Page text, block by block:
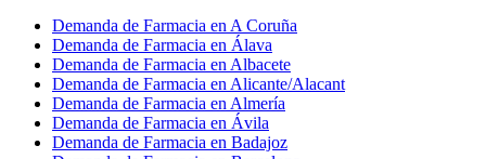
Demanda de Farmacia en A Coruña
Demanda de Farmacia en Álava
Demanda de Farmacia en Albacete
Demanda de Farmacia en Alicante/Alacant
Demanda de Farmacia en Almería
Demanda de Farmacia en Ávila
Demanda de Farmacia en Badajoz